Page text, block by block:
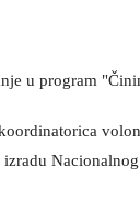
u program